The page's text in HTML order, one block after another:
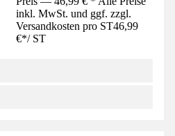
inkl. MwSt. und ggf. zzgl.
Versandkosten pro ST46,99
€*/ ST